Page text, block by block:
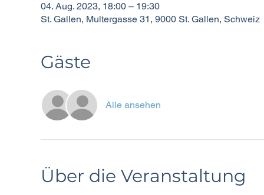
04. Aug. 2023, 18:00 – 19:30
St. Gallen, Multergasse 31, 9000 St. Gallen, Schweiz
Gäste
Alle ansehen
Über die Veranstaltung